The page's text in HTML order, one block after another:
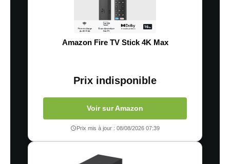
Amazon Fire TV Stick 4K Max
Prix indisponible
Voir sur Amazon
Prix mis à jour : 08/08/2026 07:39